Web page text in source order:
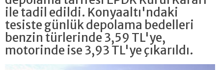
ile tadil edildi. Konyaaltı'ndaki
tesiste günlük depolama bedelleri
benzin türlerinde 3,59 TL'ye,
motorinde ise 3,93 TL'ye çıkarıldı.